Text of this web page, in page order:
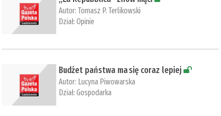
Autor:Tomasz P. Terlikowski
Dział:Opinie
Budżet państwa ma się coraz lepiej
Autor: Lucyna Piwowarska
Dział:Gospodarka